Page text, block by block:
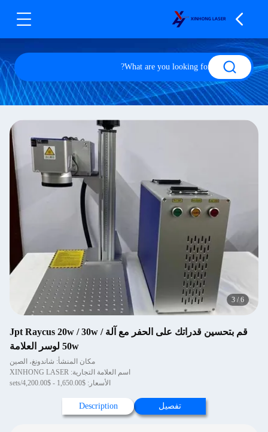
3 /6
قم بتحسين قدراتك على الحفر مع آلة Jpt Raycus 20w / 30w /
50w لوسر العلامة
مكان المنشأ: شاندونغ، الصين
اسم العلامة التجارية: XINHONG LASER
الأسعار: $1,650.00 - $4,200.00/sets
تفصيل Description